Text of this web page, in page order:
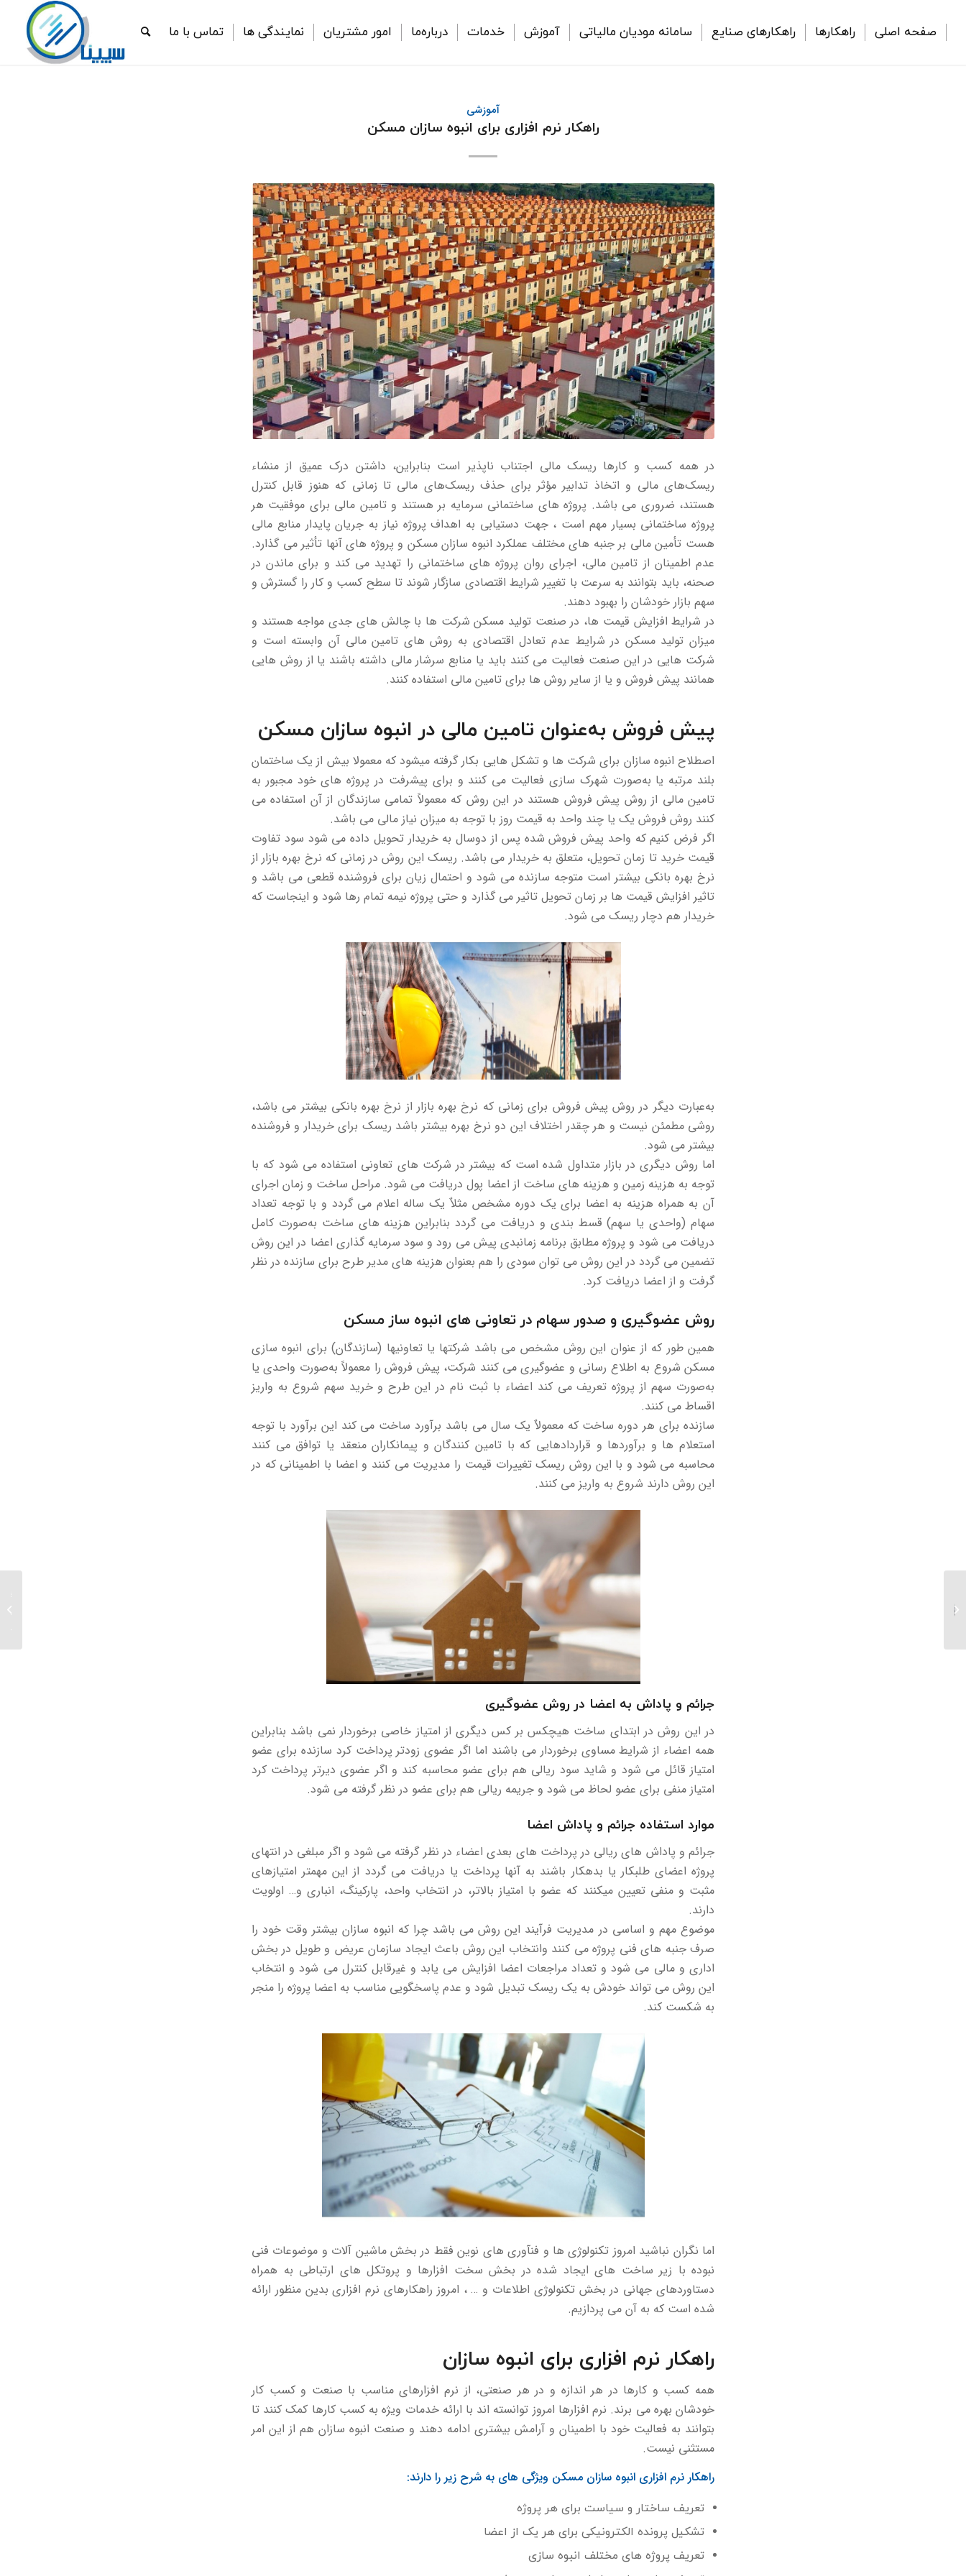
صفحه اصلی راهکارها راهکارهای صنایع سامانه مودیان مالیاتی آموزش خدمات درباره‌ما امور مشتریان نمایندگی ها تماس با ما
آموزشی
راهکار نرم افزاری برای انبوه سازان مسکن
در همه کسب و کارها ریسک مالی اجتناب ناپذیر است بنابراین، داشتن درک عمیق از منشاء
ریسک‌های مالی و اتخاذ تدابیر مؤثر برای حذف ریسک‌های مالی تا زمانی که هنوز قابل کنترل
هستند، ضروری می باشد. پروژه های ساختمانی سرمایه بر هستند و تامین مالی برای موفقیت هر
پروژه ساختمانی بسیار مهم است ، جهت دستیابی به اهداف پروژه نیاز به جریان پایدار منابع مالی
هست تأمین مالی بر جنبه های مختلف عملکرد انبوه سازان مسکن و پروژه های آنها تأثیر می گذارد.
عدم اطمینان از تامین مالی، اجرای روان پروژه های ساختمانی را تهدید می کند و برای ماندن در
صحنه، باید بتوانند به سرعت با تغییر شرایط اقتصادی سازگار شوند تا سطح کسب و کار را گسترش و
سهم بازار خودشان را بهبود دهند.
در شرایط افزایش قیمت ها، در صنعت تولید مسکن شرکت ها با چالش های جدی مواجه هستند و
میزان تولید مسکن در شرایط عدم تعادل اقتصادی به روش های تامین مالی آن وابسته است و
شرکت هایی در این صنعت فعالیت می کنند باید یا منابع سرشار مالی داشته باشند یا از روش هایی
همانند پیش فروش و یا از سایر روش ها برای تامین مالی استفاده کنند.
پیش فروش به‌عنوان تامین مالی در انبوه سازان مسکن
اصطلاح انبوه سازان برای شرکت ها و تشکل هایی بکار گرفته میشود که معمولا بیش از یک ساختمان
بلند مرتبه یا به‌صورت شهرک سازی فعالیت می کنند و برای پیشرفت در پروژه های خود مجبور به
تامین مالی از روش پیش فروش هستند در این روش که معمولاً تمامی سازندگان از آن استفاده می
کنند روش فروش یک یا چند واحد به قیمت روز با توجه به میزان نیاز مالی می باشد.
اگر فرض کنیم که واحد پیش فروش شده پس از دوسال به خریدار تحویل داده می شود سود تفاوت
قیمت خرید تا زمان تحویل، متعلق به خریدار می باشد. ریسک این روش در زمانی که نرخ بهره بازار از
نرخ بهره بانکی بیشتر است متوجه سازنده می شود و احتمال زیان برای فروشنده قطعی می باشد و
تاثیر افزایش قیمت ها بر زمان تحویل تاثیر می گذارد و حتی پروژه نیمه تمام رها شود و اینجاست که
خریدار هم دچار ریسک می شود.
به‌عبارت دیگر در روش پیش فروش برای زمانی که نرخ بهره بازار از نرخ بهره بانکی بیشتر می باشد،
روشی مطمئن نیست و هر چقدر اختلاف این دو نرخ بهره بیشتر باشد ریسک برای خریدار و فروشنده
بیشتر می شود.
اما روش دیگری در بازار متداول شده است که بیشتر در شرکت های تعاونی استفاده می شود که با
توجه به هزینه زمین و هزینه های ساخت از اعضا پول دریافت می شود. مراحل ساخت و زمان اجرای
آن به همراه هزینه به اعضا برای یک دوره مشخص مثلاٌ یک ساله اعلام می گردد و با توجه تعداد
سهام (واحدی یا سهم) قسط بندی و دریافت می گردد بنابراین هزینه های ساخت به‌صورت کامل
دریافت می شود و پروژه مطابق برنامه زمانبدی پیش می رود و سود سرمایه گذاری اعضا در این روش
تضمین می گردد در این روش می توان سودی را هم بعنوان هزینه های مدیر طرح برای سازنده در نظر
گرفت و از اعضا دریافت کرد.
روش عضوگیری و صدور سهام در تعاونی های انبوه ساز مسکن
همین طور که از عنوان این روش مشخص می باشد شرکتها یا تعاونیها (سازندگان) برای انبوه سازی
مسکن شروع به اطلاع رسانی و عضوگیری می کنند شرکت، پیش فروش را معمولاً به‌صورت واحدی یا
به‌صورت سهم از پروژه تعریف می کند اعضاء با ثبت نام در این طرح و خرید سهم شروع به واریز
اقساط می کنند.
سازنده برای هر دوره ساخت که معمولاٌ یک سال می باشد برآورد ساخت می کند این برآورد با توجه
استعلام ها و برآوردها و قراردادهایی که با تامین کنندگان و پیمانکاران منعقد یا توافق می کنند
محاسبه می شود و با این روش ریسک تغییرات قیمت را مدیریت می کنند و اعضا با اطمینانی که در
این روش دارند شروع به واریز می کنند.
جرائم و پاداش به اعضا در روش عضوگیری
در این روش در ابتدای ساخت هیچکس بر کس دیگری از امتیاز خاصی برخوردار نمی باشد بنابراین
همه اعضاء از شرایط مساوی برخوردار می باشند اما اگر عضوی زودتر پرداخت کرد سازنده برای عضو
امتیاز قائل می شود و شاید سود ریالی هم برای عضو محاسبه کند و اگر عضوی دیرتر پرداخت کرد
امتیاز منفی برای عضو لحاظ می شود و جریمه ریالی هم برای عضو در نظر گرفته می شود.
موارد استفاده جرائم و پاداش اعضا
جرائم و پاداش های ریالی در پرداخت های بعدی اعضاء در نظر گرفته می شود و اگر مبلغی در انتهای
پروژه اعضای طلبکار یا بدهکار باشند به آنها پرداخت یا دریافت می گردد از این مهمتر امتیازهای
مثبت و منفی تعیین میکنند که عضو با امتیاز بالاتر، در انتخاب واحد، پارکینگ، انباری و… اولویت
دارند.
موضوع مهم و اساسی در مدیریت فرآیند این روش می باشد چرا که انبوه سازان بیشتر وقت خود را
صرف جنبه های فنی پروژه می کنند وانتخاب این روش باعث ایجاد سازمان عریض و طویل در بخش
اداری و مالی می شود و تعداد مراجعات اعضا افزایش می یابد و غیرقابل کنترل می شود و انتخاب
این روش می تواند خودش به یک ریسک تبدیل شود و عدم پاسخگویی مناسب به اعضا پروژه را منجر
به شکست کند.
اما نگران نباشید امروز تکنولوژی ها و فنآوری های نوین فقط در بخش ماشین آلات و موضوعات فنی
نبوده با زیر ساخت های ایجاد شده در بخش سخت افزارها و پروتکل های ارتباطی به همراه
دستاوردهای جهانی در بخش تکنولوژی اطلاعات و … ، امروز راهکارهای نرم افزاری بدین منظور ارائه
شده است که به آن می پردازیم.
راهکار نرم افزاری برای انبوه سازان
همه کسب و کارها در هر اندازه و در هر صنعتی، از نرم افزارهای مناسب با صنعت و کسب کار
خودشان بهره می برند. نرم افزارها امروز توانسته اند با ارائه خدمات ویژه به کسب کارها کمک کنند تا
بتوانند به فعالیت خود با اطمینان و آرامش بیشتری ادامه دهند و صنعت انبوه سازان هم از این امر
مستثنی نیست.
راهکار نرم افزاری انبوه سازان مسکن ویژگی های به شرح زیر را دارند:
تعریف ساختار و سیاست برای هر پروژه
تشکیل پرونده الکترونیکی برای هر یک از اعضا
تعریف پروژه های مختلف انبوه سازی